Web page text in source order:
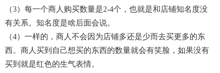
（3）每一个商人购买数量是2-4个，也就是和店铺知名度没
有关系。知名度是啥后面会说。
（4）一样的，商人不会因为店铺多还是少而去买更多的东
西。商人买到自己想买的东西的数量就会有笑脸，如果没有
买到就是红色的生气表情。